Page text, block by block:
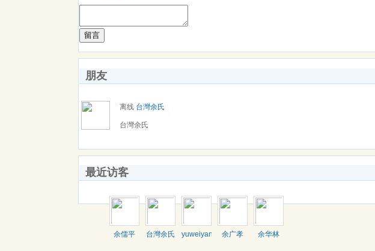
留言
朋友
离线 台灣余氏
台灣余氏
最近访客
余儒平 台灣余氏 yuweiyang 余广孝 余华林